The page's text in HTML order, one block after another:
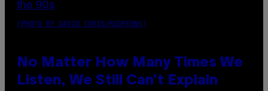
(PHOTO BY DAVID CORIO/REDFERNS)
No Matter How Many Times We
Listen, We Still Can’t Explain